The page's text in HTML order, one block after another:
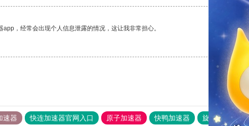
，经常会出现个人信息泄露的情况，这让我非常担心。
速器 快连加速器官网入口 原子加速器 快鸭加速器 旋风加速度器